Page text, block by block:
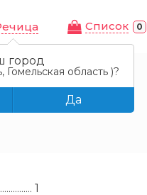
Cписок 0
1
город
Гомельская область )?
Да